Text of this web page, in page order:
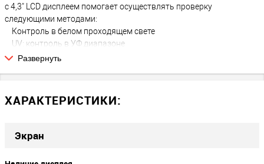
с 4,3" LCD дисплеем помогает осуществлять проверку
следующими методами:
Контроль в белом проходящем свете
UV: контроль в УФ диапазоне
MG: магнитная детекция
Развернуть
ХАРАКТЕРИСТИКИ:
Экран